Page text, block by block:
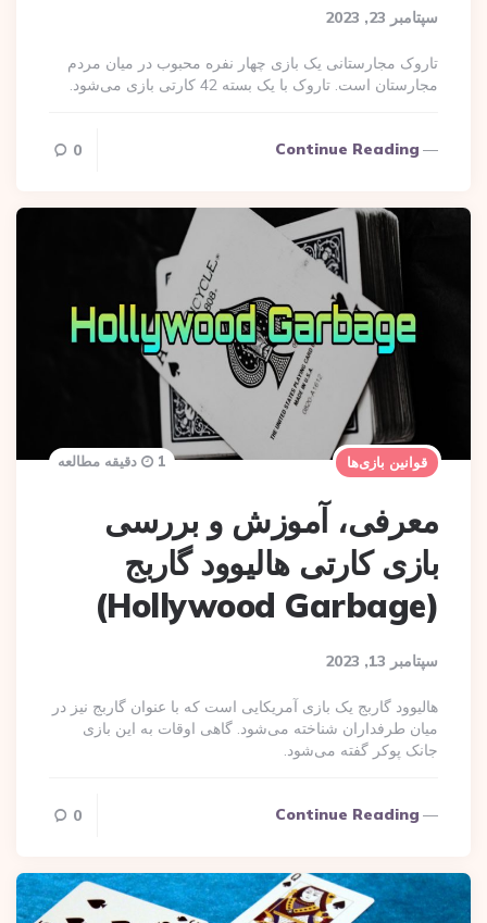
سپتامبر 23, 2023
تاروک مجارستانی یک بازی چهار نفره محبوب در میان مردم
مجارستان است. تاروک با یک بسته 42 کارتی بازی می‌شود.
Continue Reading
0
قوانین بازی‌ها
معرفی، آموزش و بررسی
بازی کارتی هالیوود گاربج
(Hollywood Garbage)
سپتامبر 13, 2023
1 دقیقه مطالعه
هالیوود گاربج یک بازی آمریکایی است که با عنوان گاربج نیز در
میان طرفداران شناخته می‌شود. گاهی اوقات به این بازی
جانک پوکر گفته می‌شود.
Continue Reading
0